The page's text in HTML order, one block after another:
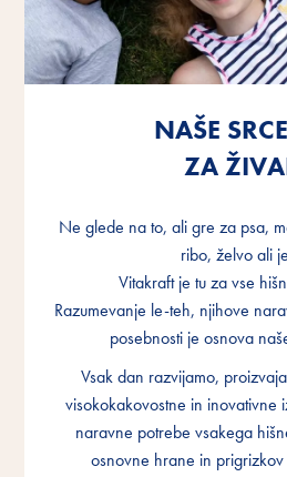
NAŠE
ZA
Ne glede na to, ali gre za psa,
ribo, želvo ali
Vitakraft je tu za vse
Razumevanje le-teh, njihove
posebnosti je osnova
Vsak dan razvijamo,
visokokakovostne in inovativne
naravne potrebe vsakega
osnovne hrane in
NAŠE
ZA
Ne glede na to, ali gre za psa,
ribo, želvo ali
Vitakraft je tu za vse
Razumevanje le-teh, njihove
posebnosti je osnova
Vsak dan razvijamo,
visokokakovostne in inovativne
naravne potrebe vsakega
osnovne hrane in
NAŠE
ZA
Ne glede na to, ali gre za psa,
ribo, želvo ali
Vitakraft je tu za vse
Razumevanje le-teh, njihove
posebnosti je osnova
Vsak dan razvijamo,
visokokakovostne in inovativne
naravne potrebe vsakega
osnovne hrane in